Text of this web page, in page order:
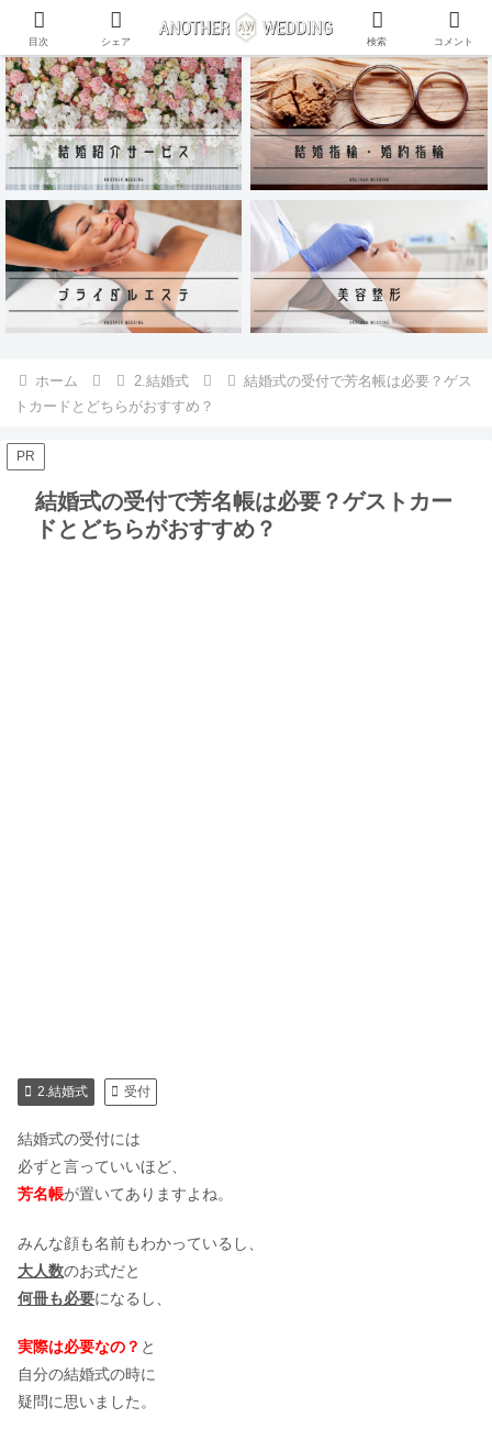
ANOTHER WEDDING~RING~のInstagramアカウントがリリース♪
ホーム 2.結婚式
結婚式の受付で芳名帳は必要？ゲス
トカードとどちらがおすすめ？
PR
結婚式の受付で芳名帳は必要？ゲストカー
ドとどちらがおすすめ？
2.結婚式 受付
結婚式の受付には
必ずと言っていいほど、
芳名帳が置いてありますよね。
みんな顔も名前もわかっているし、
大人数のお式だと
何冊も必要になるし、
実際は必要なの？ と
自分の結婚式の時に
疑問に思いました。
目次 シェア 検索 コメント